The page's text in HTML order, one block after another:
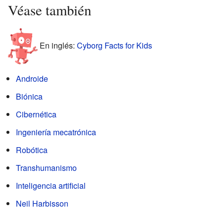
Véase también
En inglés: Cyborg Facts for Kids
Androide
Biónica
Cibernética
Ingeniería mecatrónica
Robótica
Transhumanismo
Inteligencia artificial
Neil Harbisson